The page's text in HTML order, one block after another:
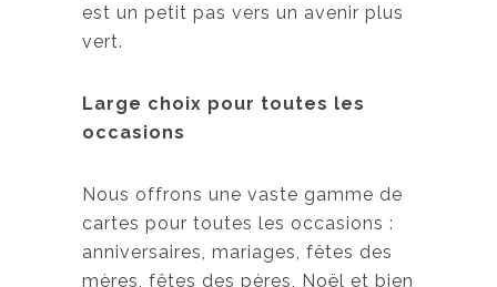
est un petit pas vers un avenir plus
vert.
Large choix pour toutes les
occasions
Nous offrons une vaste gamme de
cartes pour toutes les occasions :
anniversaires, mariages, fêtes des
mères, fêtes des pères, Noël et bien